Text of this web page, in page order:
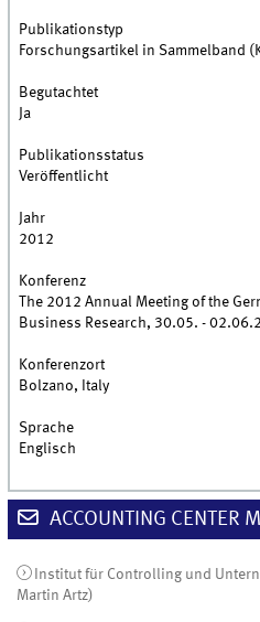
Publikationstyp
Forschungsartikel in Sammelband
Begutachtet
Ja
Publikationsstatus
Veröffentlicht
Jahr
2012
Konferenz
The 2012 Annual Meeting of the
Business Research, 30.05. -
Konferenzort
Bolzano, Italy
Sprache
Englisch
ACCOUNTING CENTER
Institut für Controlling und
Martin Artz)